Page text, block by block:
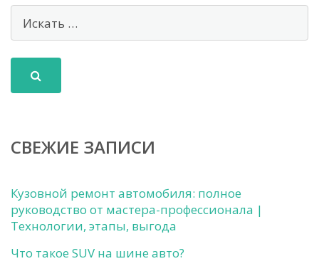
СВЕЖИЕ ЗАПИСИ
Кузовной ремонт автомобиля: полное
руководство от мастера-профессионала |
Технологии, этапы, выгода
Что такое SUV на шине авто?